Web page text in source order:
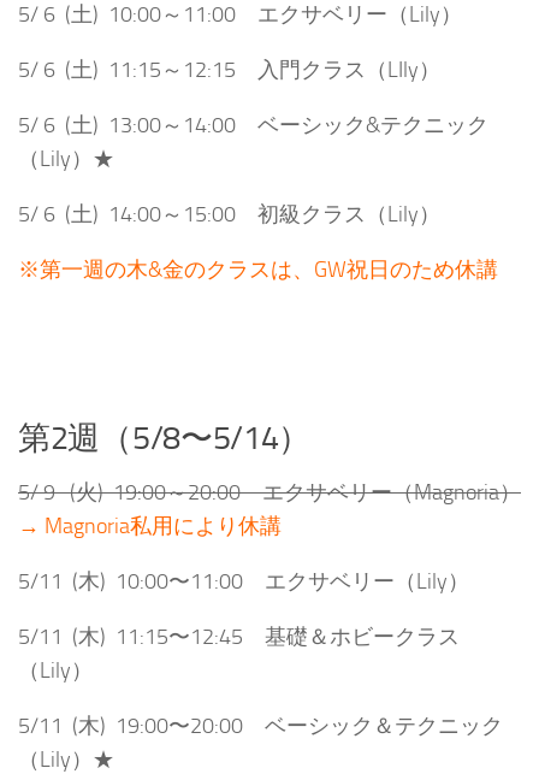
5/ 6 (土) 10:00～11:00 エクサベリー（Lily）
5/ 6 (土) 11:15～12:15 入門クラス（LIly）
5/ 6 (土) 13:00～14:00 ベーシック&テクニック
（Lily）★
5/ 6 (土) 14:00～15:00 初級クラス（Lily）
※第一週の木&金のクラスは、GW祝日のため休講
第2週（5/8〜5/14）
5/ 9 (火) 19:00～20:00 エクサベリー（Magnoria）
→ Magnoria私用により休講
5/11 (木) 10:00〜11:00 エクサベリー（Lily）
5/11 (木) 11:15〜12:45 基礎＆ホビークラス
（Lily）
5/11 (木) 19:00〜20:00 ベーシック＆テクニック
（Lily）★